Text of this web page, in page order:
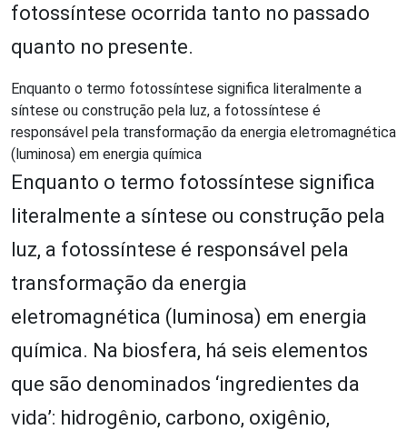
fotossíntese ocorrida tanto no passado
quanto no presente.
Enquanto o termo fotossíntese significa literalmente a
síntese ou construção pela luz, a fotossíntese é
responsável pela transformação da energia eletromagnética
(luminosa) em energia química
Enquanto o termo fotossíntese significa
literalmente a síntese ou construção pela
luz, a fotossíntese é responsável pela
transformação da energia
eletromagnética (luminosa) em energia
química. Na biosfera, há seis elementos
que são denominados ‘ingredientes da
vida’: hidrogênio, carbono, oxigênio,